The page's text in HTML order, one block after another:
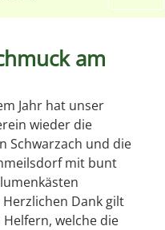
am
Jahr hat unser
wieder die
Schwarzach und die
mit bunt
Dank gilt
welche die